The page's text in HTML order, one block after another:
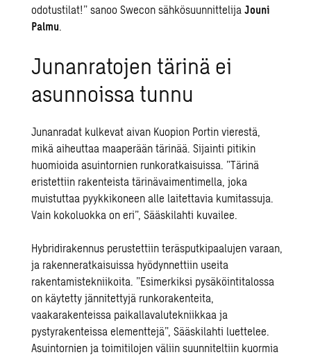
odotustilat!” sanoo Swecon sähkösuunnittelijaJouni
Palmu.
Junanratojen tärinä ei
asunnoissa tunnu
Junanradat kulkevat aivan Kuopion Portin vierestä,
mikä aiheuttaa maaperään tärinää. Sijainti pitikin
huomioida asuintornien runkoratkaisuissa. ”Tärinä
eristettiin rakenteista tärinävaimentimella, joka
muistuttaa pyykkikoneen alle laitettavia kumitassuja.
Vain kokoluokka on eri”, Sääskilahti kuvailee.
Hybridirakennus perustettiin teräsputkipaalujen varaan,
ja rakenneratkaisuissa hyödynnettiin useita
rakentamistekniikoita. ”Esimerkiksi pysäköintitalossa
on käytetty jännitettyjä runkorakenteita,
vaakarakenteissa paikallavalutekniikkaa ja
pystyrakenteissa elementtejä”, Sääskilahti luettelee.
Asuintornien ja toimitilojen väliin suunniteltiin kuormia